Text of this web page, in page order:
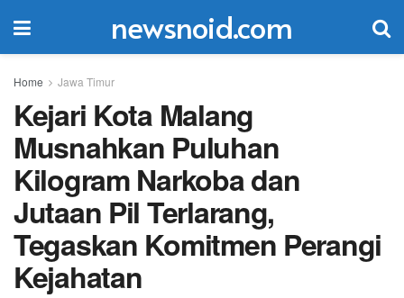
newsnoid.com
Home Jawa Timur
Kejari Kota Malang
Musnahkan Puluhan
Kilogram Narkoba dan
Jutaan Pil Terlarang,
Tegaskan Komitmen Perangi
Kejahatan